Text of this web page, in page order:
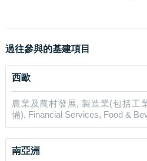
過往參與的基建項目
西歐
農業及農村發展, 製造業(包括工
備), Financial Services, Food &
南亞洲